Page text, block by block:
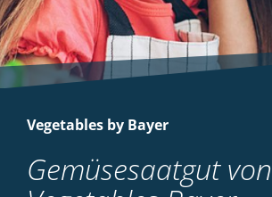
Vegetables by Bayer
Gemüsesaatgut von